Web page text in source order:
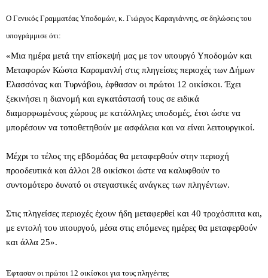
Ο Γενικός Γραμματέας Υποδομών, κ. Γιώργος Καραγιάννης, σε δηλώσεις του
υπογράμμισε ότι:
«Μια ημέρα μετά την επίσκεψή μας με τον υπουργό Υποδομών και
Μεταφορών Κώστα Καραμανλή στις πληγείσες περιοχές των Δήμων
Ελασσόνας και Τυρνάβου, έφθασαν οι πρώτοι 12 οικίσκοι. Έχει
ξεκινήσει η διανομή και εγκατάστασή τους σε ειδικά
διαμορφωμένους χώρους με κατάλληλες υποδομές, έτσι ώστε να
μπορέσουν να τοποθετηθούν με ασφάλεια και να είναι λειτουργικοί.
Μέχρι το τέλος της εβδομάδας θα μεταφερθούν στην περιοχή
προοδευτικά και άλλοι 28 οικίσκοι ώστε να καλυφθούν το
συντομότερο δυνατό οι στεγαστικές ανάγκες των πληγέντων.
Στις πληγείσες περιοχές έχουν ήδη μεταφερθεί και 40 τροχόσπιτα και,
με εντολή του υπουργού, μέσα στις επόμενες ημέρες θα μεταφερθούν
και άλλα 25».
Έφτασαν οι πρώτοι 12 οικίσκοι για τους πληγέντες